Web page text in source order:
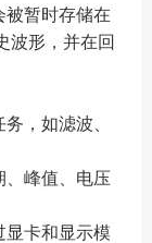
被暂时存储在
波形，并在回
，如滤波、
、峰值、电压
显卡和显示模